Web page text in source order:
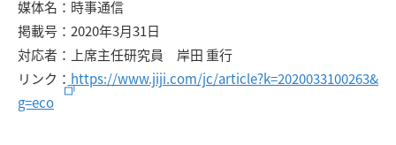
媒体名：時事通信
掲載号：2020年3月31日
対応者：上席主任研究員 岸田 重行
リンク： https://www.jiji.com/jc/article?k=2020033100263&
g=eco